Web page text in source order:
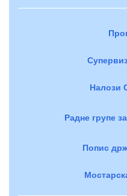
Налози
Радне групе
Попис